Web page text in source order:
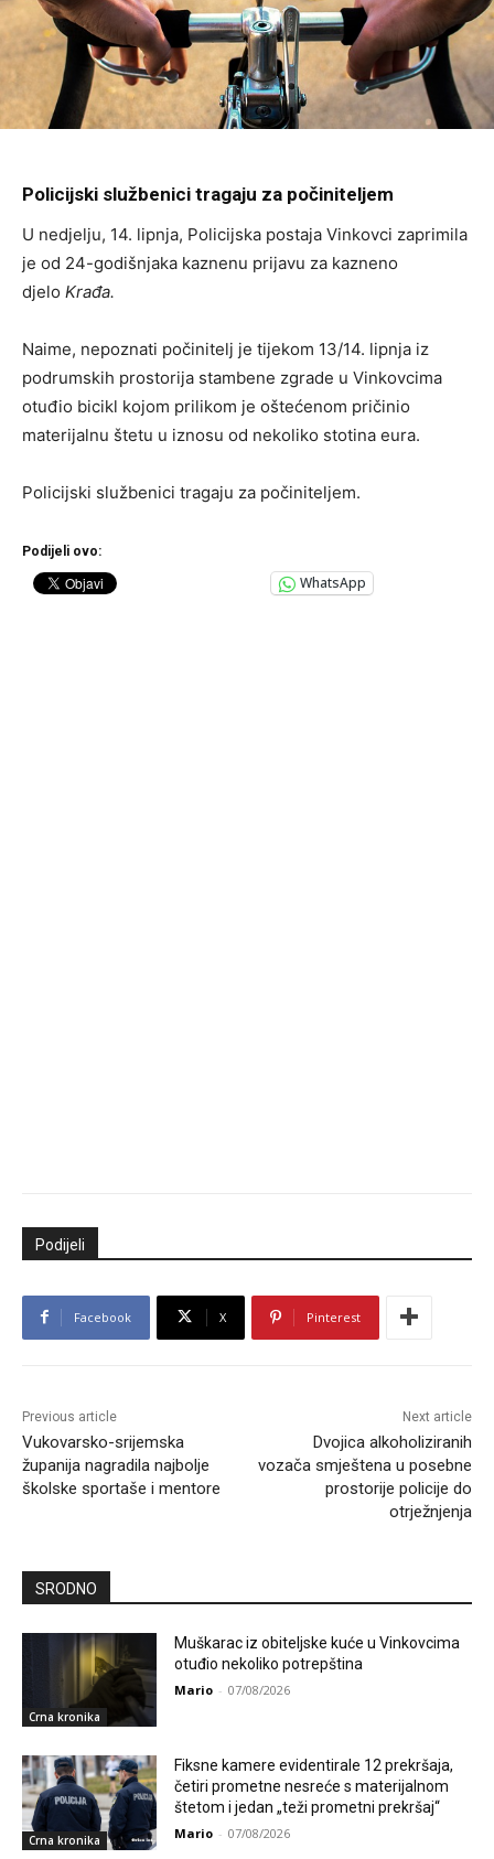
Policijski službenici tragaju za počiniteljem
U nedjelju, 14. lipnja, Policijska postaja Vinkovci zaprimila
je od 24-godišnjaka kaznenu prijavu za kazneno
djelo Krađa.
Naime, nepoznati počinitelj je tijekom 13/14. lipnja iz
podrumskih prostorija stambene zgrade u Vinkovcima
otuđio bicikl kojom prilikom je oštećenom pričinio
materijalnu štetu u iznosu od nekoliko stotina eura.
Policijski službenici tragaju za počiniteljem.
Podijeli ovo:
WhatsApp
Podijeli
Facebook X Pinterest
Previous article
Vukovarsko-srijemska
županija nagradila najbolje
školske sportaše i mentore
Next article
Dvojica alkoholiziranih
vozača smještena u posebne
prostorije policije do
otrježnjenja
SRODNO
Crna kronika
Muškarac iz obiteljske kuće u Vinkovcima
otuđio nekoliko potrepština
Mario - 07/08/2026
Crna kronika
Fiksne kamere evidentirale 12 prekršaja,
četiri prometne nesreće s materijalnom
štetom i jedan „teži prometni prekršaj“
Mario - 07/08/2026